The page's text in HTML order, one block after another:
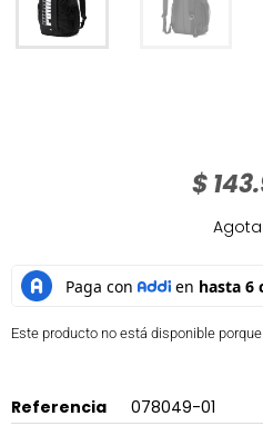
$
Este producto no está disponible
Referencia
078049-01